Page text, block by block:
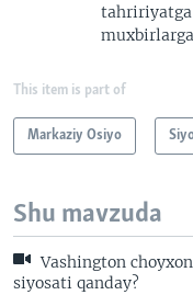
tahririyatga
This item is part of
Markaziy Osiyo
Shu mavzuda
Vashington
siyosati qanday?